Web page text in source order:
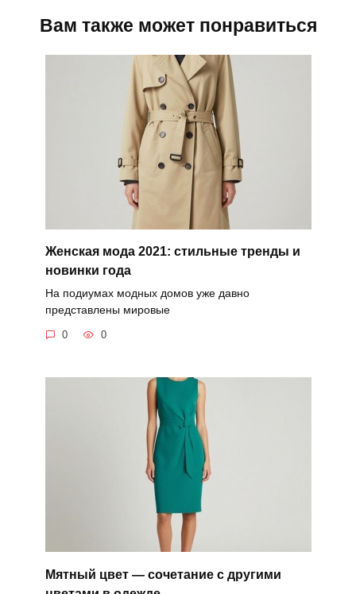
Вам также может понравиться
Женская мода 2021: стильные тренды и
новинки года
На подиумах модных домов уже давно
представлены мировые
0 0
Мятный цвет — сочетание с другими